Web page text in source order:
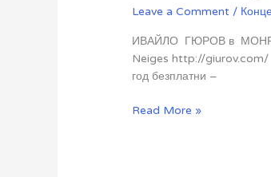
Leave a Comment /
ИВАЙЛО ГЮРОВ в
Neiges http://giurov.com/
год безплатни –
Ивайло
Read More »